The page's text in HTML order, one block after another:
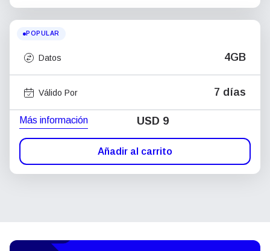
POPULAR
Datos 4GB
Válido Por 7 días
Más información USD 9
Añadir al carrito